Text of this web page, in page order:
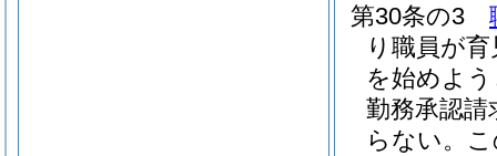
第30条の3
り職員が
を始めよ
勤務承認
らない。